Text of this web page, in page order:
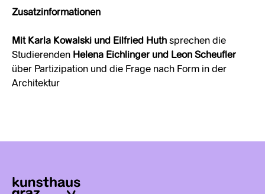
Zusatzinformationen
Mit Karla Kowalski und Eilfried Huth sprechen die
Studierenden Helena Eichlinger und Leon Scheufler
über Partizipation und die Frage nach Form in der
Architektur